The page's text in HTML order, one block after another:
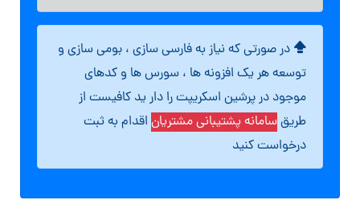
در صورتی که نیاز به فارسی سازی ، بومی سازی و
توسعه هر یک افزونه ها ، سورس ها و کدهای
موجود در پرشین اسکریپت را دار ید کافیست از
طریقسامانه پشتیبانی مشتریان اقدام به ثبت
درخواست کنید